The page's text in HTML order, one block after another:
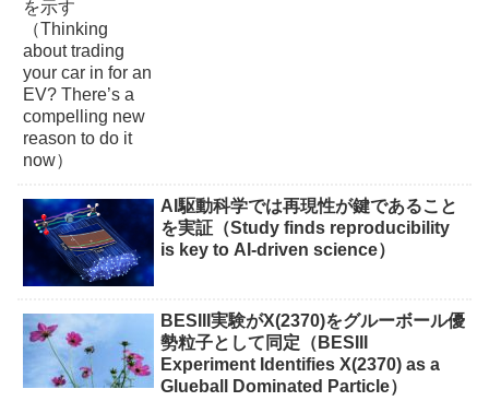
AI駆動科学では再現性が鍵であること
を実証（Study finds reproducibility
is key to AI-driven science）
BESIII実験がX(2370)をグルーボール優
勢粒子として同定（BESIII
Experiment Identifies X(2370) as a
Glueball Dominated Particle）